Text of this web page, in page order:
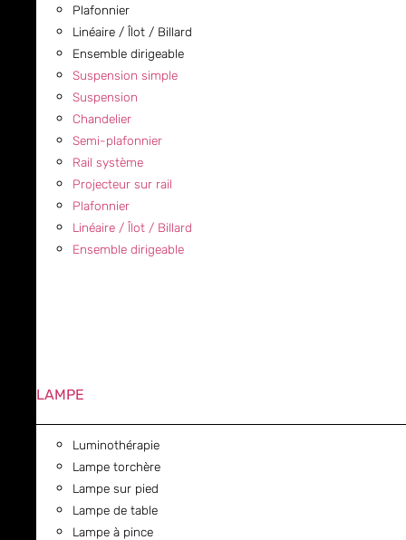
Plafonnier
Linéaire / Îlot / Billard
Ensemble dirigeable
Suspension simple
Suspension
Chandelier
Semi-plafonnier
Rail système
Projecteur sur rail
Plafonnier
Linéaire / Îlot / Billard
Ensemble dirigeable
LAMPE
Luminothérapie
Lampe torchère
Lampe sur pied
Lampe de table
Lampe à pince